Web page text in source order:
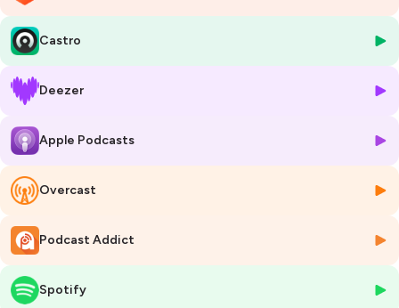
De mon côté, je suis Léo, recruteur depuis 2016 et aujourd'hui
cofondateur de
ou avec Elise, mon associée, on aide les gens à
passer au niveau superieur en recrutement ! 🦊
Et ce podcast, il existe grâce à Teamtailor qui le sponsorise !
Teamtailor, c'est l'ATS qui m'a fait aimer les ATS. Si tu veux en savoir
plus et bénéficier de 2 mois gratuit sur ta première année avec TT,
c'est par ici :bit.ly/teamtailor-tamtam1
Prêt·e à Level 🆙 ?
pour plus d'informations.
Castro
Deezer
Apple Podcasts
Overcast
Podcast Addict
Spotify